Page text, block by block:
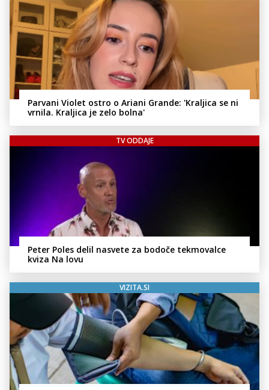
Parvani Violet ostro o Ariani Grande: 'Kraljica se ni
vrnila. Kraljica je zelo bolna'
TV ODDAJE
Peter Poles delil nasvete za bodoče tekmovalce
kviza Na lovu
VIZITA.SI